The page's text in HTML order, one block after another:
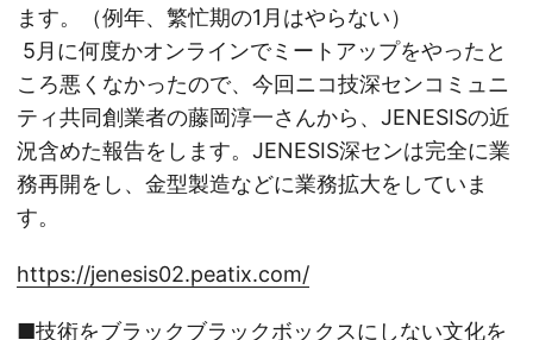
ます。（例年、繁忙期の1月はやらない）
5月に何度かオンラインでミートアップをやったと
ころ悪くなかったので、今回ニコ技深センコミュニ
ティ共同創業者の藤岡淳一さんから、JENESISの近
況含めた報告をします。JENESIS深センは完全に業
務再開をし、金型製造などに業務拡大をしていま
す。
https://jenesis02.peatix.com/
■技術をブラックブラックボックスにしない文化を